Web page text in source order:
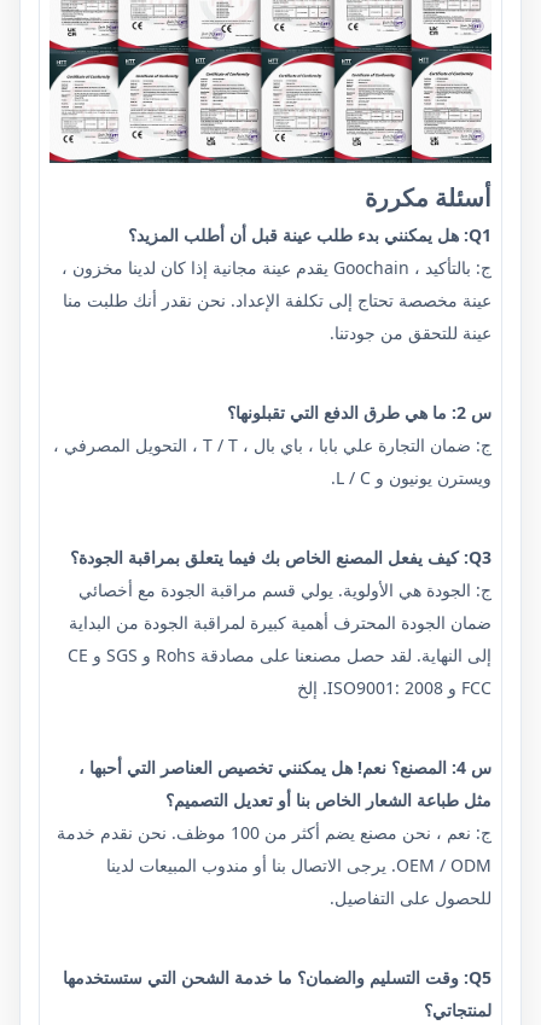
أسئلة مكررة
Q1: هل يمكنني بدء طلب عينة قبل أن أطلب المزيد؟
ج: بالتأكيد ، Goochain يقدم عينة مجانية إذا كان لدينا مخزون ،
عينة مخصصة تحتاج إلى تكلفة الإعداد. نحن نقدر أنك طلبت منا
عينة للتحقق من جودتنا.
س 2: ما هي طرق الدفع التي تقبلونها؟
ج: ضمان التجارة علي بابا ، باي بال ، T / T ، التحويل المصرفي ،
ويسترن يونيون و L / C.
Q3: كيف يفعل المصنع الخاص بك فيما يتعلق بمراقبة الجودة؟
ج: الجودة هي الأولوية. يولي قسم مراقبة الجودة مع أخصائي
ضمان الجودة المحترف أهمية كبيرة لمراقبة الجودة من البداية
إلى النهاية. لقد حصل مصنعنا على مصادقة Rohs و SGS و CE
FCC و ISO9001: 2008. إلخ
س 4: المصنع؟ نعم! هل يمكنني تخصيص العناصر التي أحبها ،
مثل طباعة الشعار الخاص بنا أو تعديل التصميم؟
ج: نعم ، نحن مصنع يضم أكثر من 100 موظف. نحن نقدم خدمة
OEM / ODM. يرجى الاتصال بنا أو مندوب المبيعات لدينا
للحصول على التفاصيل.
Q5: وقت التسليم والضمان؟ ما خدمة الشحن التي ستستخدمها
لمنتجاتي؟